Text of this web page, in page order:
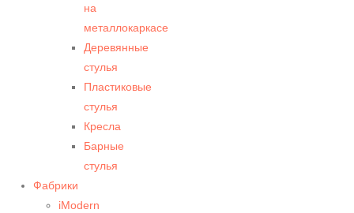
на
металлокаркасе
Деревянные
стулья
Пластиковые
стулья
Кресла
Барные
стулья
Фабрики
iModern